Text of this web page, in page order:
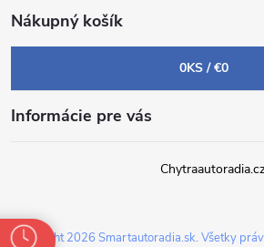
Nákupný košík
0KS /€0
Informácie pre vás
Copyright 2026 Smartautoradia.sk. Všetky